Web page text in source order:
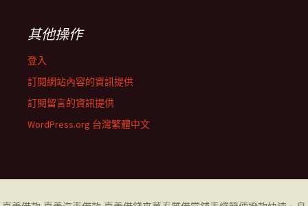
其他操作
登入
訂閱網站內容的資訊提供
訂閱留言的資訊提供
WordPress.org 台灣繁體中文